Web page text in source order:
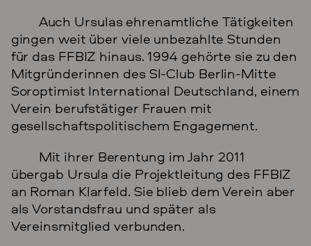
Auch Ursulas ehrenamtliche Tätigkeiten
gingen weit über viele unbezahlte Stunden
für das FFBIZ hinaus. 1994 gehörte sie zu den
Mitgründerinnen des SI-Club Berlin-Mitte
Soroptimist International Deutschland, einem
Verein berufstätiger Frauen mit
gesellschaftspolitischem Engagement.
Mit ihrer Berentung im Jahr 2011
übergab Ursula die Projektleitung des FFBIZ
an Roman Klarfeld. Sie blieb dem Verein aber
als Vorstandsfrau und später als
Vereinsmitglied verbunden.